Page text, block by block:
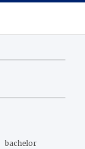
bachelor